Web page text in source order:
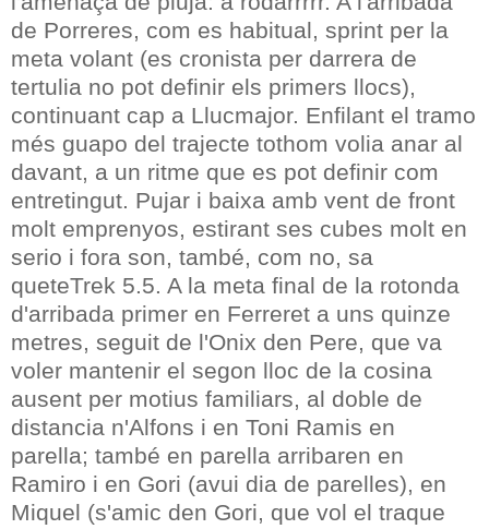
de Porreres, com es habitual, sprint per la
meta volant (es cronista per darrera de
tertulia no pot definir els primers llocs),
continuant cap a Llucmajor. Enfilant el tramo
més guapo del trajecte tothom volia anar al
davant, a un ritme que es pot definir com
entretingut. Pujar i baixa amb vent de front
molt emprenyos, estirant ses cubes molt en
serio i fora son, també, com no, sa
queteTrek 5.5. A la meta final de la rotonda
d'arribada primer en Ferreret a uns quinze
metres, seguit de l'Onix den Pere, que va
voler mantenir el segon lloc de la cosina
ausent per motius familiars, al doble de
distancia n'Alfons i en Toni Ramis en
parella; també en parella arribaren en
Ramiro i en Gori (avui dia de parelles), en
Miquel (s'amic den Gori, que vol el traque